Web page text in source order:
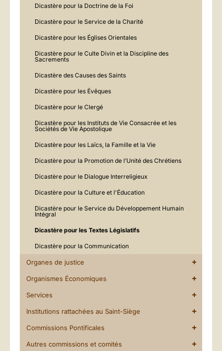
Dicastère pour la Doctrine de la Foi
Dicastère pour le Service de la Charité
Dicastère pour les Églises Orientales
Dicastère pour le Culte Divin et la Discipline des
Sacrements
Dicastère des Causes des Saints
Dicastère pour les Évêques
Dicastère pour le Clergé
Dicastère pour les Instituts de Vie Consacrée et les
Sociétés de Vie Apostolique
Dicastère pour les Laïcs, la Famille et la Vie
Dicastère pour la Promotion de l’Unité des Chrétiens
Dicastère pour le Dialogue Interreligieux
Dicastère pour la Culture et l'Éducation
Dicastère pour le Service du Développement Humain
Intégral
Dicastère pour les Textes Législatifs
Dicastère pour la Communication
Organes de justice
Organismes Économiques
Services
Institutions rattachées au Saint-Siège
Commissions Pontificales
Autres commissions et comités